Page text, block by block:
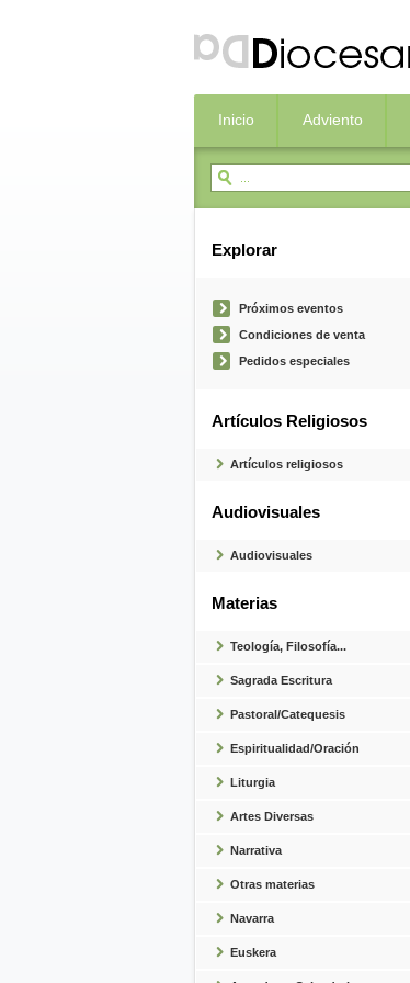
Inicio Adviento
Explorar
Próximos eventos
Condiciones de venta
Pedidos especiales
Artículos Religiosos
Artículos religiosos
Audiovisuales
Audiovisuales
Materias
Teología, Filosofía...
Sagrada Escritura
Pastoral/Catequesis
Espiritualidad/Oración
Liturgia
Artes Diversas
Narrativa
Otras materias
Navarra
Euskera